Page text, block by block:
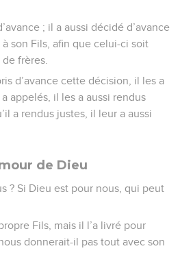
; il a aussi décidé d’avance
son Fils, afin que celui-ci soit
frères.
d’avance cette décision, il les a
appelés, il les a aussi rendus
a rendus justes, il leur a aussi
de Dieu
? Si Dieu est pour nous, qui peut
Fils, mais il l’a livré pour
donnerait-il pas tout avec son